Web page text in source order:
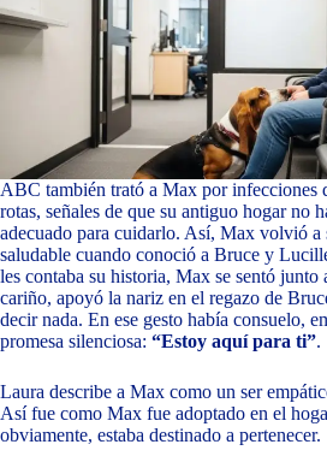
ABC también trató a Max por infecciones
rotas, señales de que su antiguo hogar no
adecuado para cuidarlo. Así, Max volvió a
saludable cuando conoció a Bruce y
les contaba su historia, Max se sentó junto
cariño, apoyó la nariz en el regazo de
decir nada. En ese gesto había consuelo,
promesa silenciosa: “Estoy aquí para ti”.
Laura describe a Max como un ser
Así fue como Max fue adoptado en el
obviamente, estaba destinado a pertenecer.